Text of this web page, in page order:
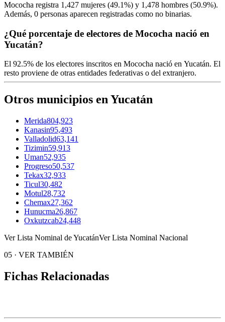
Mococha registra 1,427 mujeres (49.1%) y 1,478 hombres (50.9%).
Además, 0 personas aparecen registradas como no binarias.
¿Qué porcentaje de electores de Mococha nació en
Yucatán?
El 92.5% de los electores inscritos en Mococha nació en Yucatán. El
resto proviene de otras entidades federativas o del extranjero.
Otros municipios en Yucatán
Merida804,923
Kanasin95,493
Valladolid63,141
Tizimin59,913
Uman52,935
Progreso50,537
Tekax32,933
Ticul30,482
Motul28,732
Chemax27,362
Hunucma26,867
Oxkutzcab24,448
Ver Lista Nominal de YucatánVer Lista Nominal Nacional
05 · VER TAMBIÉN
Fichas Relacionadas